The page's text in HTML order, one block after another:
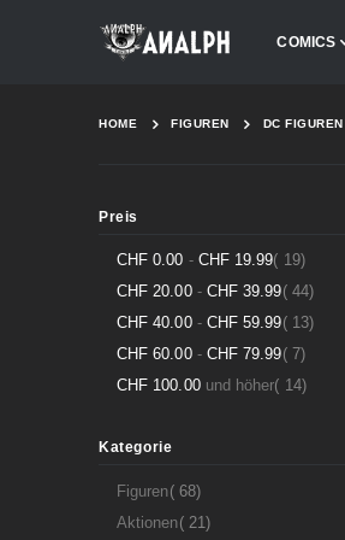
COMICS
HOME FIGUREN DC FIGUREN
Preis
CHF 0.00 - CHF 19.99 19Artikel
CHF 20.00- CHF 39.99 44Artikel
CHF 40.00- CHF 59.99 13Artikel
CHF 60.00- CHF 79.99 7Artikel
CHF 100.00und höher 14Artikel
Kategorie
Figuren 68Artikel
Aktionen 21Artikel